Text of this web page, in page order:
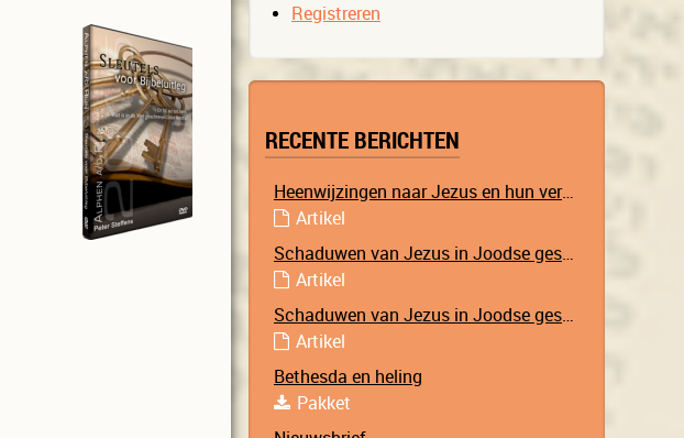
Registreren
RECENTE BERICHTEN
Heenwijzingen naar Jezus en hun vervulling
Artikel
Schaduwen van Jezus in Joodse geschriften – Deel 2
Artikel
Schaduwen van Jezus in Joodse geschriften – Deel 1
Artikel
Bethesda en heling
Pakket